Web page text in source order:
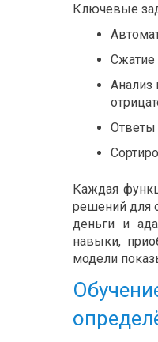
Ключевые
Сжатие
Анализ
Ответы
Каждая
решений для
деньги и
навыки,
модели